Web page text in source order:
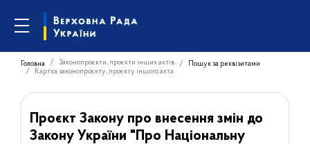
Головна Законопроєкти, проєкти інших актів
Пошук за реквізитами
Картка законопроєкту, проєкту іншого акта
Проєкт Закону про внесення змін до
Закону України "Про Національну